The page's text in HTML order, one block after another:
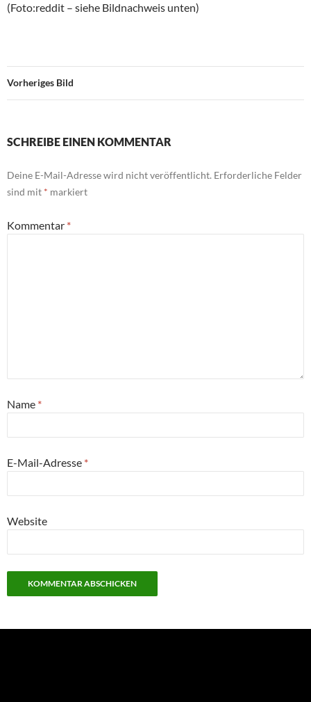
(Foto:reddit – siehe Bildnachweis unten)
Vorheriges Bild
SCHREIBE EINEN KOMMENTAR
Deine E-Mail-Adresse wird nicht veröffentlicht. Erforderliche Felder
sind mit * markiert
Kommentar *
Name *
E-Mail-Adresse *
Website